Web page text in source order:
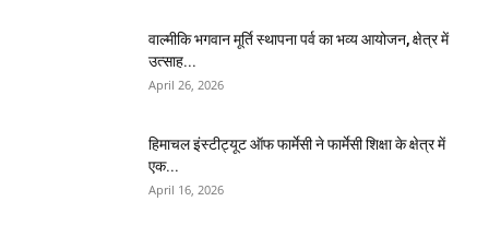
वाल्मीकि भगवान मूर्ति स्थापना पर्व का भव्य आयोजन, क्षेत्र में
उत्साह...
April 26, 2026
हिमाचल इंस्टीट्यूट ऑफ फार्मेसी ने फार्मेसी शिक्षा के क्षेत्र में
एक...
April 16, 2026